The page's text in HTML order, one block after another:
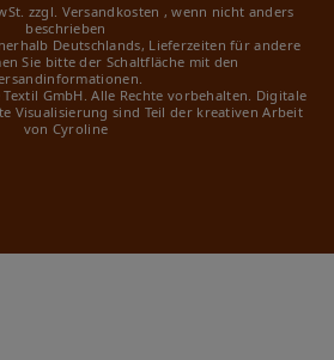
zzgl. Versandkosten , wenn nicht anders
beschrieben
Deutschlands, Lieferzeiten für andere
Sie bitte der Schaltfläche mit den
GmbH. Alle Rechte vorbehalten. Digitale
Visualisierung sind Teil der kreativen Arbeit
von Cyroline